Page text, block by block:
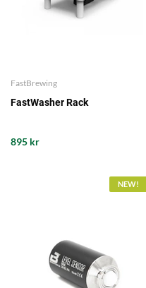
FastBrewing
FastWasher Rack
895 kr
NEW!